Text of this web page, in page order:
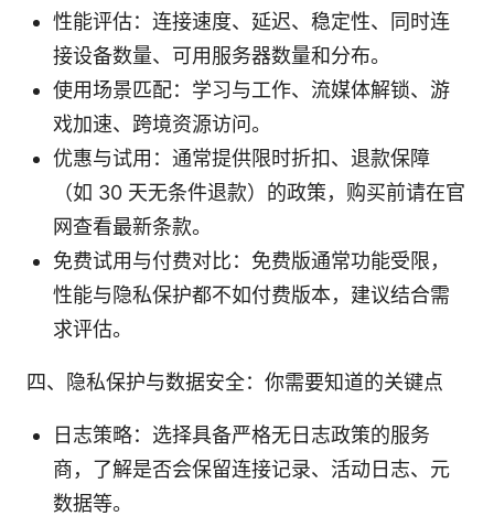
性能评估：连接速度、延迟、稳定性、同时连
接设备数量、可用服务器数量和分布。
使用场景匹配：学习与工作、流媒体解锁、游
戏加速、跨境资源访问。
优惠与试用：通常提供限时折扣、退款保障
（如 30 天无条件退款）的政策，购买前请在官
网查看最新条款。
免费试用与付费对比：免费版通常功能受限，
性能与隐私保护都不如付费版本，建议结合需
求评估。
四、隐私保护与数据安全：你需要知道的关键点
日志策略：选择具备严格无日志政策的服务
商，了解是否会保留连接记录、活动日志、元
数据等。